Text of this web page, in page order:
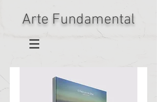
Arte Fundamental